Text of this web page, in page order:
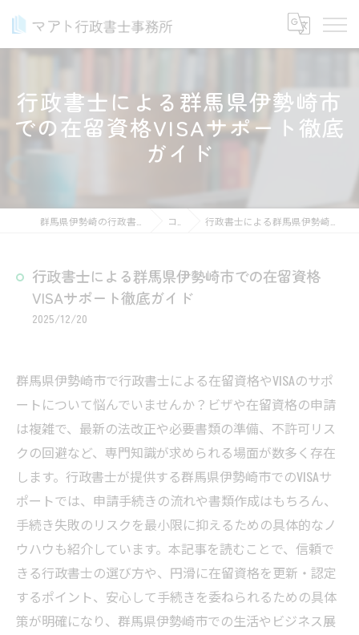
行政書士による群馬県伊勢崎市
での在留資格VISAサポート徹底
ガイド
コラム 行政書士による群馬県伊勢崎市での在留資格VISAサポート徹底ガイド
行政書士による群馬県伊勢崎市での在留資格
VISAサポート徹底ガイド
2025/12/20
群馬県伊勢崎市で行政書士による在留資格やVISAのサポ
ートについて悩んでいませんか？ビザや在留資格の申請
は複雑で、最新の法改正や必要書類の準備、不許可リス
クの回避など、専門知識が求められる場面が数多く存在
します。行政書士が提供する群馬県伊勢崎市でのVISAサ
ポートでは、申請手続きの流れや書類作成はもちろん、
手続き失敗のリスクを最小限に抑えるための具体的なノ
ウハウも紹介しています。本記事を読むことで、信頼で
きる行政書士の選び方や、円滑に在留資格を更新・認定
するポイント、安心して手続きを委ねられるための具体
策が明確になり、群馬県伊勢崎市での生活やビジネス展